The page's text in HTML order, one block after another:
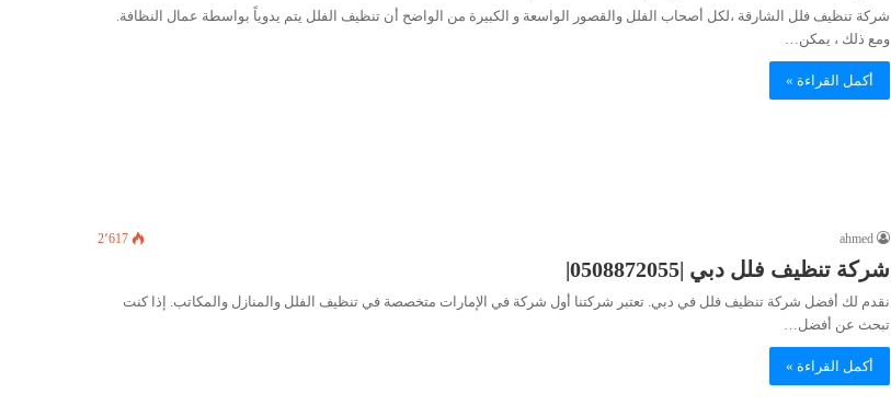
شركة تنظيف فلل الشارقة ،لكل أصحاب الفلل والقصور الواسعة و الكبيرة من الواضح أن تنظيف الفلل يتم يدوياً بواسطة عمال النظافة.
ومع ذلك ، يمكن…
أكمل القراءة »
ahmed 2٬617
شركة تنظيف فلل دبي |0508872055|
نقدم لك أفضل شركة تنظيف فلل في دبي. تعتبر شركتنا أول شركة في الإمارات متخصصة في تنظيف الفلل والمنازل والمكاتب. إذا كنت
تبحث عن أفضل…
أكمل القراءة »